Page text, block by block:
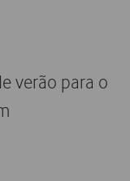
verão para o